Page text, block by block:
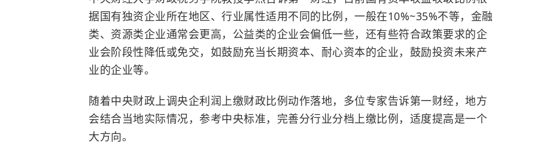
据国有独资企业所在地区、行业属性适用不同的比例，一般在10%~35%不等，金融
类、资源类企业通常会更高，公益类的企业会偏低一些，还有些符合政策要求的企
业会阶段性降低或免交，如鼓励充当长期资本、耐心资本的企业，鼓励投资未来产
业的企业等。
随着中央财政上调央企利润上缴财政比例动作落地，多位专家告诉第一财经，地方
会结合当地实际情况，参考中央标准，完善分行业分档上缴比例，适度提高是一个
大方向。